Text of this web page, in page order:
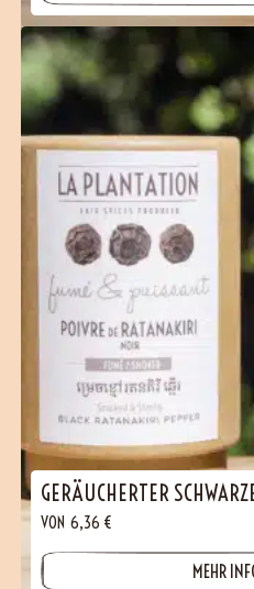
GERÄUCHERTER
VON 6,36 €
MEHR